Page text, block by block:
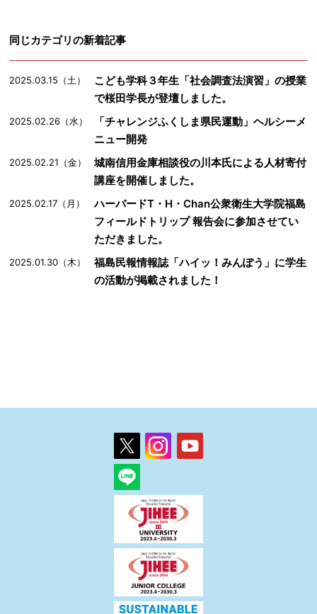
同じカテゴリの新着記事
2025.03.15（土）
こども学科３年生「社会調査法演習」の授業
で桜田学長が登壇しました。
2025.02.26（水）
「チャレンジふくしま県民運動」ヘルシーメ
ニュー開発
2025.02.21（金）
城南信用金庫相談役の川本氏による人材寄付
講座を開催しました。
2025.02.17（月）
ハーバードT・H・Chan公衆衛生大学院福島
フィールドトリップ 報告会に参加させてい
ただきました。
2025.01.30（木）
福島民報情報誌「ハイッ！みんぽう」に学生
の活動が掲載されました！